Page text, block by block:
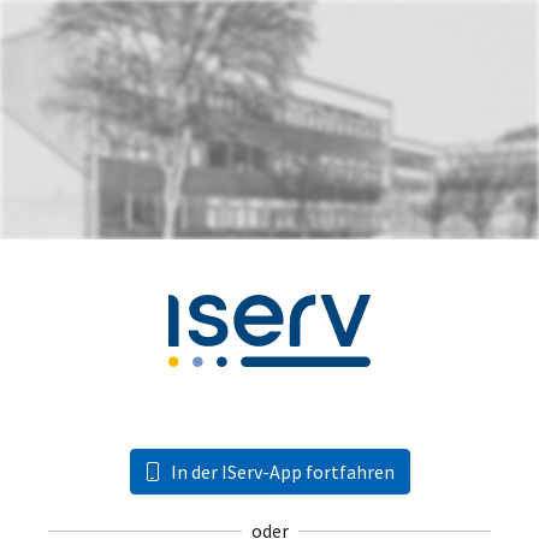
In der IServ-App fortfahren
oder